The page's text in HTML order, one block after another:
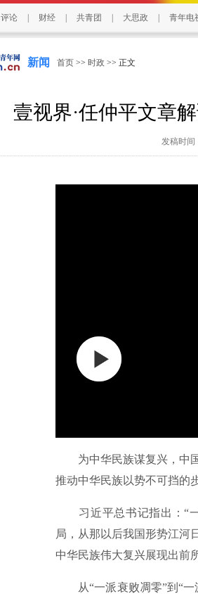
评论 财经 共青团 大思政 青年电
新闻 首页 >> 时政 >> 正文
壹视界·任仲平文章
发稿时间
为中华民族谋复兴，中国
推动中华民族以势不可挡的
习近平总书记指出：“一
局，从那以后我国形势江河
中华民族伟大复兴展现出前
从“一派衰败凋零”到“一